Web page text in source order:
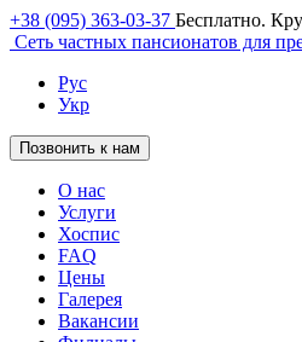
+38 (095) 363-03-37 Бесплатно.
Сеть частных пансионатов для
Рус
Укр
Позвонить к нам
О нас
Услуги
Хоспис
FAQ
Цены
Галерея
Вакансии